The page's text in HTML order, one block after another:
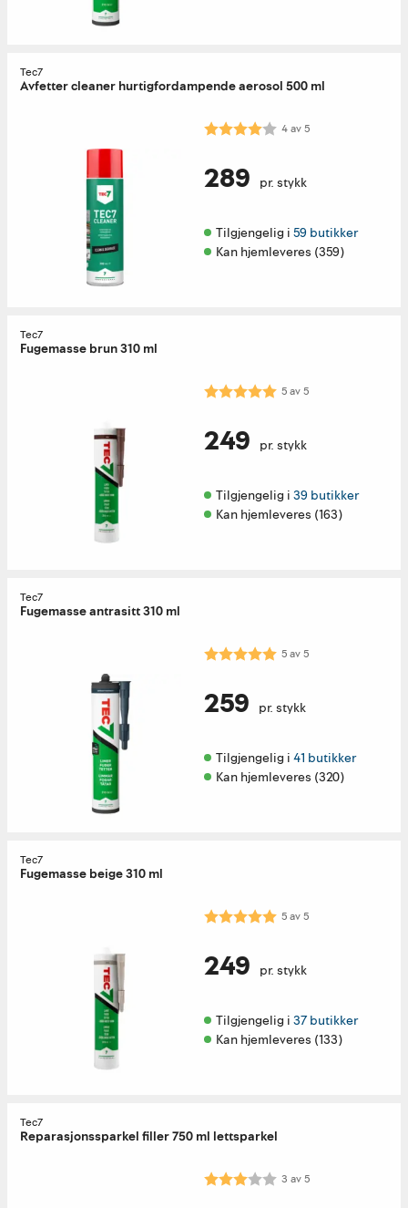
Tec7
Avfetter cleaner hurtigfordampende aerosol 500 ml
Karakter: 4.0 av 5 mulige
4av5
289 pr. stykk
Tilgjengelig i 59 butikker
Kan hjemleveres (359)
Tec7
Fugemasse brun 310 ml
Karakter: 5.0 av 5 mulige
5av5
249 pr. stykk
Tilgjengelig i 39 butikker
Kan hjemleveres (163)
Tec7
Fugemasse antrasitt 310 ml
Karakter: 5.0 av 5 mulige
5av5
259 pr. stykk
Tilgjengelig i 41 butikker
Kan hjemleveres (320)
Tec7
Fugemasse beige 310 ml
Karakter: 5.0 av 5 mulige
5av5
249 pr. stykk
Tilgjengelig i 37 butikker
Kan hjemleveres (133)
Tec7
Reparasjonssparkel filler 750 ml lettsparkel
Karakter: 3.0 av 5 mulige
3 av5